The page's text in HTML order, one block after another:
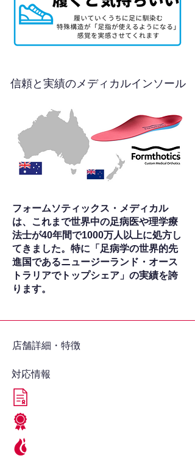
信頼と実績のメディカルインソール
フォームソティックス・メディカル
は、これまで世界中の足病医や理学療
法士が40年間で1000万人以上に処方し
てきました。特に「足病学の世界的先
進国であるニュージーランド・オース
トラリアでトップシェア」の実績を誇
ります。
​店舗詳細・特徴
対応情報